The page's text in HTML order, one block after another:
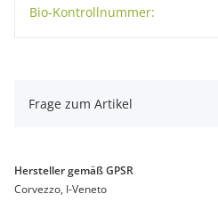
Bio-Kontrollnummer:
Frage zum Artikel
Hersteller gemäß GPSR
Corvezzo, I-Veneto